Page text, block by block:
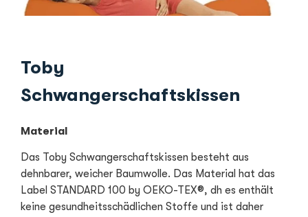
Toby
Schwangerschaftskissen
Material
Das Toby Schwangerschaftskissen besteht aus
dehnbarer, weicher Baumwolle. Das Material hat das
Label STANDARD 100 by OEKO-TEX®, dh es enthält
keine gesundheitsschädlichen Stoffe und ist daher